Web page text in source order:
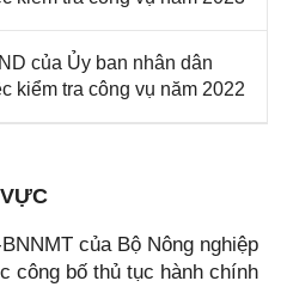
của Ủy ban nhân dân
kiểm tra công vụ năm 2022
của Bộ Nông nghiệp
công bố thủ tục hành chính